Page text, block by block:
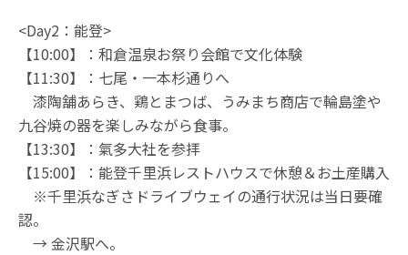
<Day2：能登>
【10:00】：和倉温泉お祭り会館で文化体験
【11:30】：七尾・一本杉通りへ
漆陶舗あらき、鶏とまつば、うみまち商店で輪島塗や
九谷焼の器を楽しみながら食事。
【13:30】：氣多大社を参拝
【15:00】：能登千里浜レストハウスで休憩＆お土産購入
※千里浜なぎさドライブウェイの通行状況は当日要確
認。
→ 金沢駅へ。